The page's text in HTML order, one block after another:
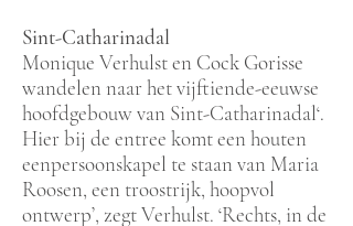
Sint-Catharinadal
Monique Verhulst en Cock Gorisse
wandelen naar het vijftiende-eeuwse
hoofdgebouw van Sint-Catharinadal‘.
Hier bij de entree komt een houten
eenpersoonskapel te staan van Maria
Roosen, een troostrijk, hoopvol
ontwerp’, zegt Verhulst. ‘Rechts, in de